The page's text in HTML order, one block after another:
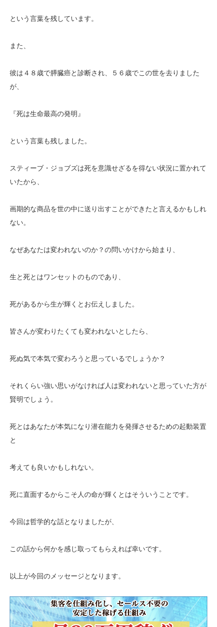
という言葉を残しています。
また、
彼は４８歳で膵臓癌と診断され、５６歳でこの世を去りました
が、
『死は生命最高の発明』
という言葉も残しました。
スティーブ・ジョブズは死を意識せざるを得ない状況に置かれて
いたから、
画期的な商品を世の中に送り出すことができたと言えるかもしれ
ない。
なぜあなたは変われないのか？の問いかけから始まり、
生と死とはワンセットのものであり、
死があるから生が輝くとお伝えしました。
皆さんが変わりたくても変われないとしたら、
死ぬ気で本気で変わろうと思っているでしょうか？
それくらい強い思いがなければ人は変われないと思っていた方が
賢明でしょう。
死とはあなたが本気になり潜在能力を発揮させるための起動装置
と
考えても良いかもしれない。
死に直面するからこそ人の命が輝くとはそういうことです。
今回は哲学的な話となりましたが、
この話から何かを感じ取ってもらえれば幸いです。
以上が今回のメッセージとなります。